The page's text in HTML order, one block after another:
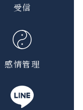
受信
感情管理